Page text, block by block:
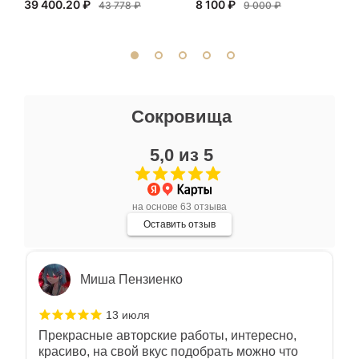
39 400.20 ₽ 43 778 ₽ 8 100 ₽ 9 000 ₽
Сокровища
5,0 из 5
на основе 63 отзыва
Оставить отзыв
внимательно. Со вкусом подобрали
Очень большой выбор украшений! Каждое -
индивидуально и завораживает своей
красотой! Трудно не купить всё! Спасибо!
Отзыв Яндекс.Карты
Миша Пензиенко
13 июля
Прекрасные авторские работы, интересно,
красиво, на свой вкус подобрать можно что